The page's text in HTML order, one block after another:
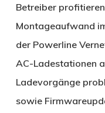
Betreiber
Montageaufwand
der Powerline
AC-Ladestationen
Ladevorgänge
sowie